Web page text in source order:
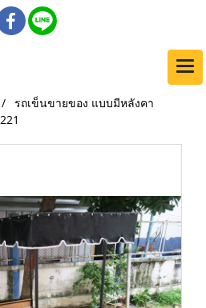
รถเข็นขายของ แบบมีหลังคา